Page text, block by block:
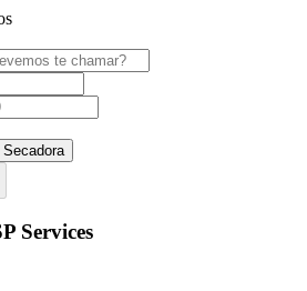
Secadora
Services